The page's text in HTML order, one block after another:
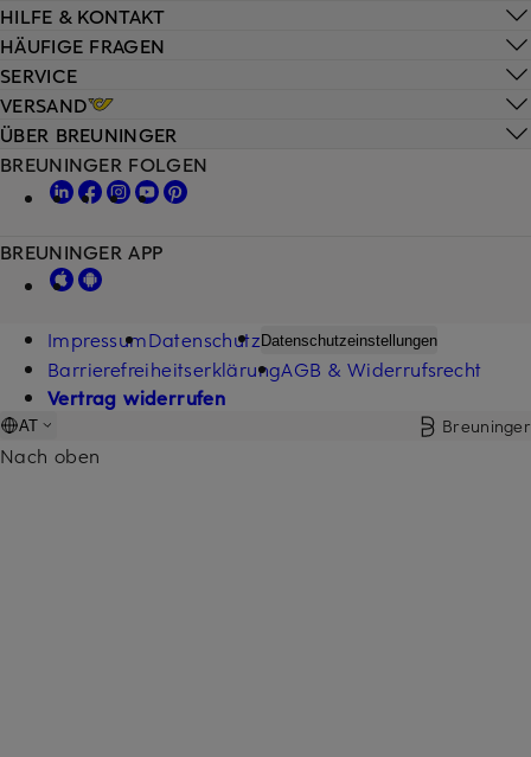
HILFE & KONTAKT
HÄUFIGE FRAGEN
SERVICE
VERSAND
ÜBER BREUNINGER
BREUNINGER FOLGEN
BREUNINGER APP
ImpressumDatenschutzDatenschutzeinstellungen
BarrierefreiheitserklärungAGB & Widerrufsrecht
Vertrag widerrufen
AT Breuninger
Nach oben